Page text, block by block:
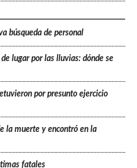
búsqueda de personal
lugar por las lluvias: dónde se
por presunto ejercicio
la muerte y encontró en la
fatales